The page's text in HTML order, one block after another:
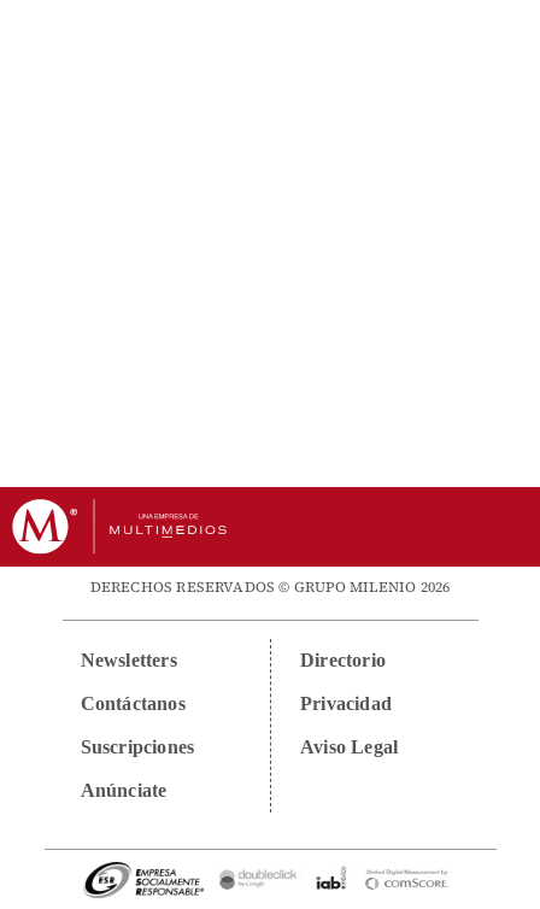
DERECHOS RESERVADOS © GRUPO MILENIO 2026
Newsletters
Contáctanos
Suscripciones
Anúnciate
Directorio
Privacidad
Aviso Legal